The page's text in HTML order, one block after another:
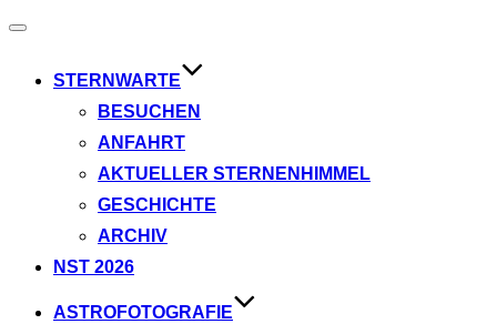
Navigation
STERNWARTE
BESUCHEN
ANFAHRT
AKTUELLER STERNENHIMMEL
GESCHICHTE
ARCHIV
NST 2026
ASTROFOTOGRAFIE